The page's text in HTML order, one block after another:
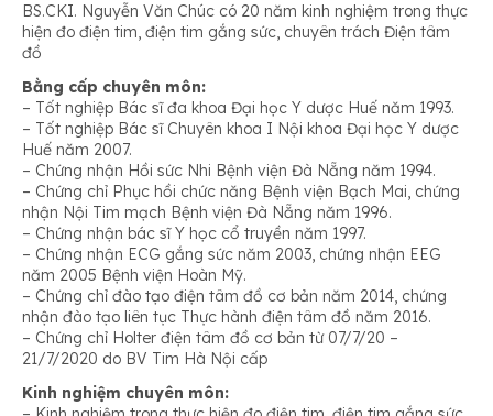
BS.CKI. Nguyễn Văn Chúc có 20 năm kinh nghiệm trong thực
hiện đo điện tim, điện tim gắng sức, chuyên trách Điện tâm
đồ
Bằng cấp chuyên môn:
– Tốt nghiệp Bác sĩ đa khoa Đại học Y dược Huế năm 1993.
– Tốt nghiệp Bác sĩ Chuyên khoa I Nội khoa Đại học Y dược
Huế năm 2007.
– Chứng nhận Hồi sức Nhi Bệnh viện Đà Nẵng năm 1994.
– Chứng chỉ Phục hồi chức năng Bệnh viện Bạch Mai, chứng
nhận Nội Tim mạch Bệnh viện Đà Nẵng năm 1996.
– Chứng nhận bác sĩ Y học cổ truyền năm 1997.
– Chứng nhận ECG gắng sức năm 2003, chứng nhận EEG
năm 2005 Bệnh viện Hoàn Mỹ.
– Chứng chỉ đào tạo điện tâm đồ cơ bản năm 2014, chứng
nhận đào tạo liên tục Thực hành điện tâm đồ năm 2016.
– Chứng chỉ Holter điện tâm đồ cơ bản từ 07/7/20 –
21/7/2020 do BV Tim Hà Nội cấp
Kinh nghiệm chuyên môn: